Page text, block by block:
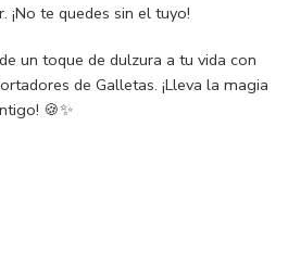
te quedes sin el tuyo!
un toque de dulzura a tu vida con
de Galletas. ¡Lleva la magia
🍪✨